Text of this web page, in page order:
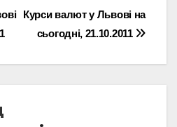
Курси валют у Львові на
сьогодні, 21.10.2011